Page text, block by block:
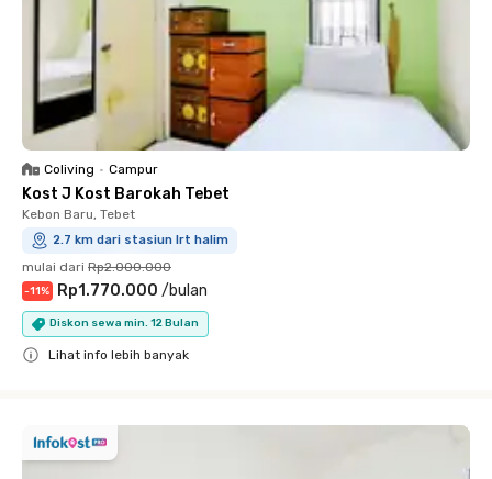
Coliving • Campur
Kost J Kost Barokah Tebet
Kebon Baru, Tebet
2.7 km dari stasiun lrt halim
mulai dari Rp2.000.000
-11% Rp1.770.000 /bulan
Diskon sewa min. 12 Bulan
Lihat info lebih banyak